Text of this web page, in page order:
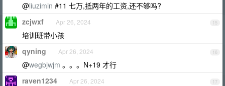
@liuzimin #11 七万,抵两年的工资,还不够吗?
15
zcjwxf Apr 26, 2024
培训班带小孩
16
qyning Apr 26, 2024
@wegbjwjm 。。。N+19 才行
17
raven1234 Apr 26, 2024